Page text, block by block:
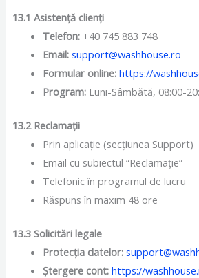
13.1 Asistență clienți
Telefon:+40 745 883 748
Email: support@washhouse.ro
Formular online: https://
Program:Luni-Sâmbătă, 08:00-
13.2 Reclamații
Prin aplicație (secțiunea Support)
Email cu subiectul “Reclamație”
Telefonic în programul de lucru
Răspuns în maxim 48 ore
13.3 Solicitări legale
Protecția datelor:
Ștergere cont: https://